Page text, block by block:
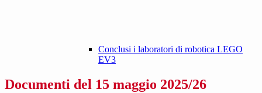
Conclusi i laboratori di robotica LEGO
EV3
Documenti del 15 maggio 2025/26